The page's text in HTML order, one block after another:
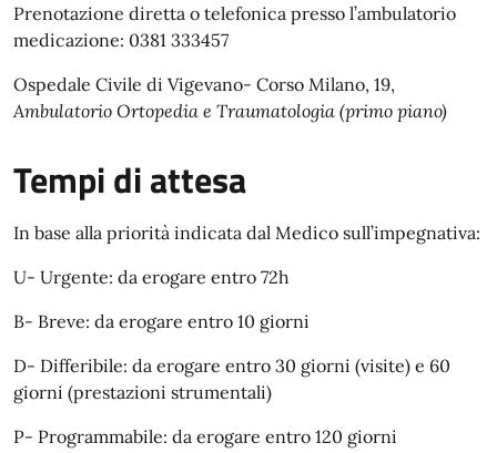
Prenotazione diretta o telefonica presso l’ambulatorio
medicazione: 0381 333457
Ospedale Civile di Vigevano- Corso Milano, 19,
Ambulatorio Ortopedia e Traumatologia (primo piano)
Tempi di attesa
In base alla priorità indicata dal Medico sull’impegnativa:
U- Urgente: da erogare entro 72h
B- Breve: da erogare entro 10 giorni
D- Differibile: da erogare entro 30 giorni (visite) e 60
giorni (prestazioni strumentali)
P- Programmabile: da erogare entro 120 giorni